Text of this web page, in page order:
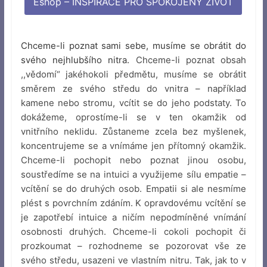
Chceme-li poznat sami sebe, musíme se obrátit do
svého nejhlubšího nitra. Chceme-li poznat obsah
,,vědomí“ jakéhokoli předmětu, musíme se obrátit
směrem ze svého středu do vnitra – například
kamene nebo stromu, vcítit se do jeho podstaty. To
dokážeme, oprostíme-li se v ten okamžik od
vnitřního neklidu. Zůstaneme zcela bez myšlenek,
koncentrujeme se a vnímáme jen přítomný okamžik.
Chceme-li pochopit nebo poznat jinou osobu,
soustředíme se na intuici a využijeme sílu empatie –
vcítění se do druhých osob. Empatii si ale nesmíme
plést s povrchním zdáním. K opravdovému vcítění se
je zapotřebí intuice a ničím nepodmíněné vnímání
osobnosti druhých. Chceme-li cokoli pochopit či
prozkoumat – rozhodneme se pozorovat vše ze
svého středu, usazeni ve vlastním nitru. Tak, jak to v